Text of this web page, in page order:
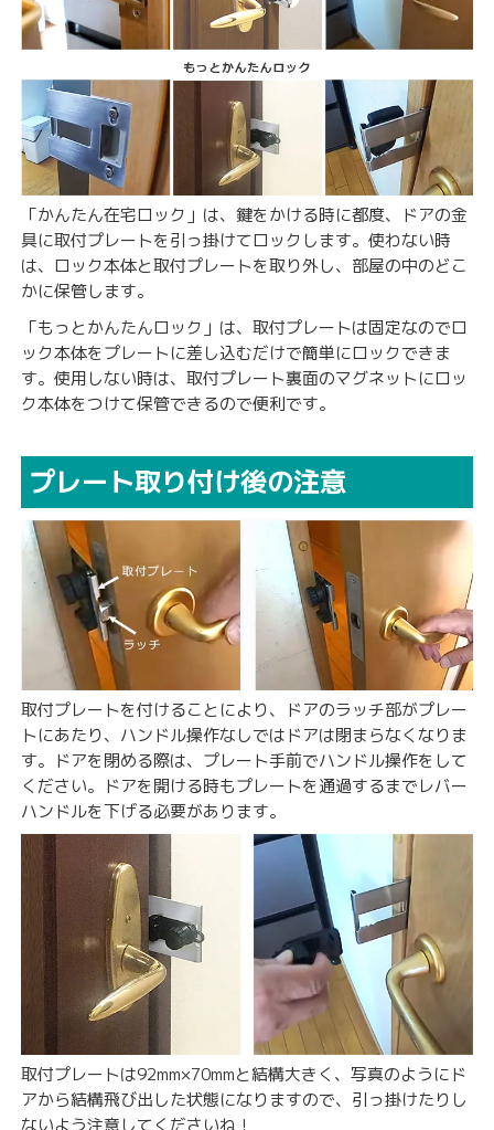
「かんたん在宅ロック」は、鍵をかける時に都度、ドアの金
具に取付プレートを引っ掛けてロックします。使わない時
は、ロック本体と取付プレートを取り外し、部屋の中のどこ
かに保管します。
「もっとかんたんロック」は、取付プレートは固定なのでロ
ック本体をプレートに差し込むだけで簡単にロックできま
す。使用しない時は、取付プレート裏面のマグネットにロッ
ク本体をつけて保管できるので便利です。
プレート取り付け後の注意
取付プレートを付けることにより、ドアのラッチ部がプレー
トにあたり、ハンドル操作なしではドアは閉まらなくなりま
す。ドアを閉める際は、プレート手前でハンドル操作をして
ください。ドアを開ける時もプレートを通過するまでレバー
ハンドルを下げる必要があります。
取付プレートは92mm×70mmと結構大きく、写真のようにド
アから結構飛び出した状態になりますので、引っ掛けたりし
ないよう注意してくださいね！